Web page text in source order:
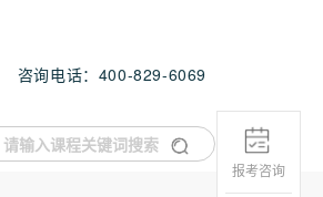
咨询电话：400-829-6069
报考咨询